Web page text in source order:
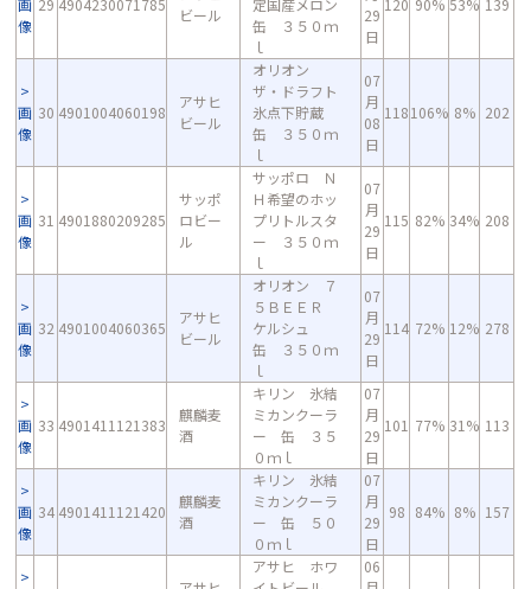
画
像
29 4904230071785
ビール
定国産メロン
缶 ３５０ｍ
ｌ
29
日
120 90% 53% 139
画
像
30 4901004060198
アサヒ
ビール
オリオン
ザ・ドラフト
氷点下貯蔵
缶 ３５０ｍ
ｌ
07
月
08
日
118106% 8% 202
画
像
31 4901880209285
サッポ
ロビー
ル
サッポロ Ｎ
Ｈ希望のホッ
プリトルスタ
ー ３５０ｍ
ｌ
07
月
29
日
115 82% 34% 208
画
像
32 4901004060365
アサヒ
ビール
オリオン ７
５ＢＥＥＲ
ケルシュ
缶 ３５０ｍ
ｌ
07
月
29
日
114 72% 12% 278
画
像
33 4901411121383
麒麟麦
酒
キリン 氷結
ミカンクーラ
ー 缶 ３５
０ｍｌ
07
月
29
日
101 77% 31% 113
画
像
34 4901411121420
麒麟麦
酒
キリン 氷結
ミカンクーラ
ー 缶 ５０
０ｍｌ
07
月
29
日
98 84% 8% 157
アサヒ ホワ
06